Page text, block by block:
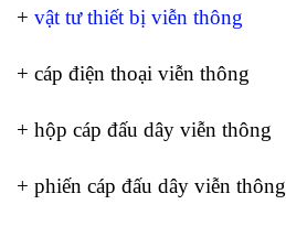
+ vật tư thiết bị viễn thông
+ cáp điện thoại viễn thông
+ hộp cáp đấu dây viễn thông
+ phiến cáp đấu dây viễn thông